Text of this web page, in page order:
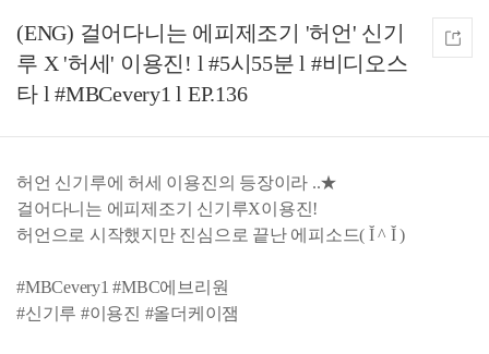
(ENG) 걸어다니는 에피제조기 '허언' 신기
루 X '허세' 이용진! l #5시55분 l #비디오스
타 l #MBCevery1 l EP.136
허언 신기루에 허세 이용진의 등장이라 ..★
걸어다니는 에피제조기 신기루X이용진!
허언으로 시작했지만 진심으로 끝난 에피소드( Ĭ ^ Ĭ )
#MBCevery1 #MBC에브리원
#신기루 #이용진 #올더케이잼